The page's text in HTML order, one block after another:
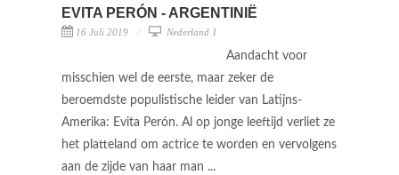
EVITA PERÓN - ARGENTINIË
16 Juli 2019 Nederland 1
Aandacht voor
misschien wel de eerste, maar zeker de
beroemdste populistische leider van Latijns-
Amerika: Evita Perón. Al op jonge leeftijd verliet ze
het platteland om actrice te worden en vervolgens
aan de zijde van haar man ...